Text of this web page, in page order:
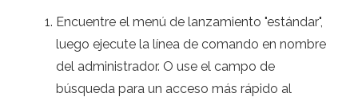
Encuentre el menú de lanzamiento "estándar",
luego ejecute la línea de comando en nombre
del administrador. O use el campo de
búsqueda para un acceso más rápido al